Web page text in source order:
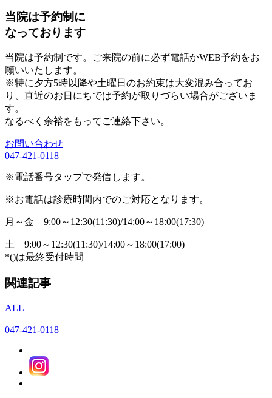
当院は予約制に
なっております
当院は予約制です。ご来院の前に必ず電話かWEB予約をお
願いいたします。
※特に夕方5時以降や土曜日のお約束は大変混み合ってお
り、直近のお日にちでは予約が取りづらい場合がございま
す。
なるべく余裕をもってご連絡下さい。
お問い合わせ
047-421-0118
※電話番号タップで発信します。
※お電話は診療時間内でのご対応となります。
月～金 9:00～12:30(11:30)/14:00～18:00(17:30)
土 9:00～12:30(11:30)/14:00～18:00(17:00)
*()は最終受付時間
関連記事
ALL
047-421-0118